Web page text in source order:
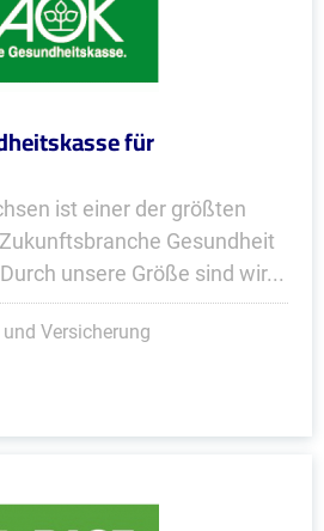
für
ist einer der größten
Gesundheit
unsere Größe sind wir...
Versicherung